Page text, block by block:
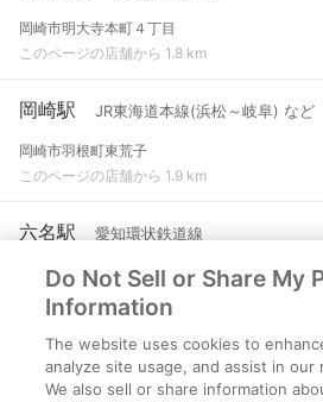
岡崎市明大寺本町４丁目
このページの店舗から 1.8 km
岡崎駅 JR東海道本線(浜松～岐阜) など
岡崎市羽根町東荒子
このページの店舗から 1.9 km
六名駅 愛知環状鉄道線
岡崎市六名新町
このページの店舗から 2 km
美合駅 名鉄名古屋本線
岡崎市美合町一ノ久保
Do Not Sell or Share My
Information
The website uses cookies to
analyze site usage, and assist in
We also sell or share information